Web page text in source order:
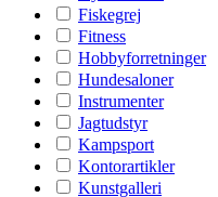
Fiskegrej
Fitness
Hobbyforretninger
Hundesaloner
Instrumenter
Jagtudstyr
Kampsport
Kontorartikler
Kunstgalleri